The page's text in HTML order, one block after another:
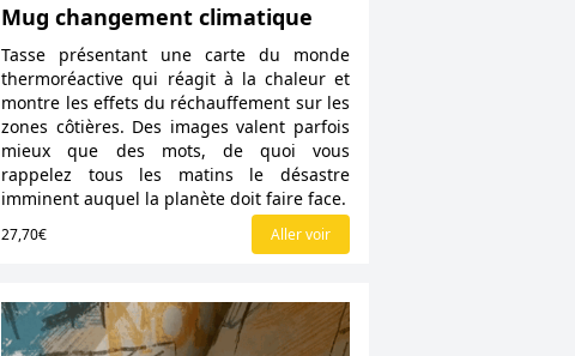
Mug changement climatique
Tasse présentant une carte du monde
thermoréactive qui réagit à la chaleur et
montre les effets du réchauffement sur les
zones côtières. Des images valent parfois
mieux que des mots, de quoi vous
rappelez tous les matins le désastre
imminent auquel la planète doit faire face.
27,70€ Aller voir